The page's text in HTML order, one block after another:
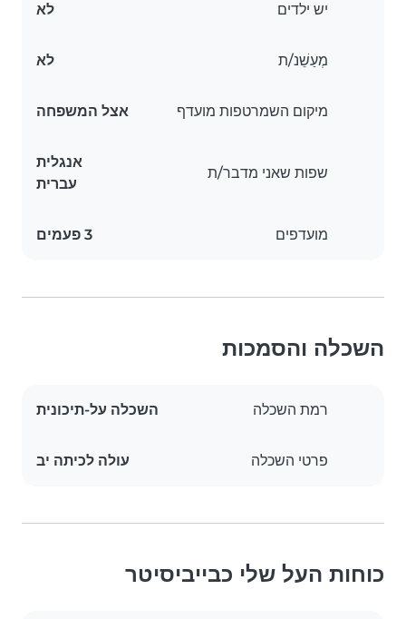
יש ילדים לא
מְעַשֵׁנ/ת לא
מיקום השמרטפות מועדף אצל המשפחה
שפות שאני מדבר/ת
אנגלית
עברית
מועדפים 3 פעמים
השכלה והסמכות
רמת השכלה השכלה על-תיכונית
פרטי השכלה עולה לכיתה יב
כוחות העל שלי כבייביסיטר